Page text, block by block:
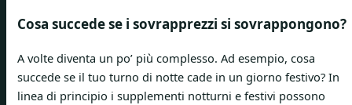
Cosa succede se i sovrapprezzi si sovrappongono?
A volte diventa un po’ più complesso. Ad esempio, cosa
succede se il tuo turno di notte cade in un giorno festivo? In
linea di principio i supplementi notturni e festivi possono